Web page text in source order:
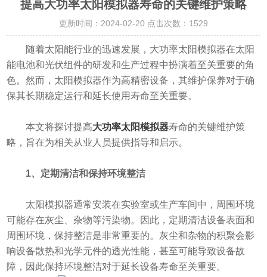
提高大功率太阳模拟器寿命的关键维护策略
更新时间：2024-02-20 点击次数：1529
随着太阳能行业的迅速发展，大功率太阳模拟器在太阳
能电池和光伏组件的研发和生产过程中扮演着至关重要的角
色。然而，太阳模拟器作为高精密设备，其维护保养对于确
保其长期稳定运行和延长使用寿命至关重要。
本文将探讨提高大功率太阳模拟器寿命的关键维护策
略，旨在为相关从业人员提供指导和启示。
1、定期清洁和保持环境整洁
太阳模拟器通常安装在实验室或生产车间中，周围环境
可能存在灰尘、杂物等污染物。因此，定期清洁设备表面和
周围环境，保持整洁是非常重要的。灰尘和杂物的积聚会影
响设备散热和光学元件的透光性能，甚至可能导致设备故
障，因此保持环境整洁对于延长设备寿命至关重要。